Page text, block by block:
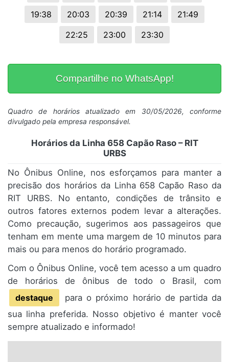
19:38
20:03 20:39 21:14
21:49
22:25
23:00 23:30
Compartilhe no WhatsApp!
Quadro de horários atualizado em 30/05/2026, conforme
divulgado pela empresa responsável.
Horários da Linha 658 Capão Raso – RIT
URBS
No Ônibus Online, nos esforçamos para manter a
precisão dos horários da Linha 658 Capão Raso da
RIT URBS. No entanto, condições de trânsito e
outros fatores externos podem levar a alterações.
Como precaução, sugerimos aos passageiros que
tenham em mente uma margem de 10 minutos para
mais ou para menos do horário programado.
Com o Ônibus Online, você tem acesso a um quadro
de horários de ônibus de todo o Brasil, com
destaque
para o próximo horário de partida da
sua linha preferida. Nosso objetivo é manter você
sempre atualizado e informado!